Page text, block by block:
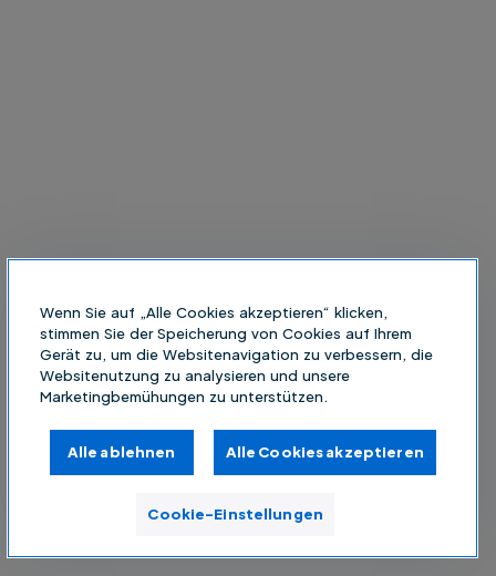
Wenn Sie auf „Alle Cookies akzeptieren“ klicken,
stimmen Sie der Speicherung von Cookies auf Ihrem
Gerät zu, um die Websitenavigation zu verbessern, die
Websitenutzung zu analysieren und unsere
Marketingbemühungen zu unterstützen.
Alle ablehnen Alle Cookies akzeptieren
Cookie-Einstellungen